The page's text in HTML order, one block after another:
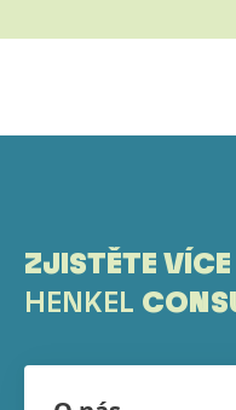
ZJISTĚTE VÍCE
HENKEL